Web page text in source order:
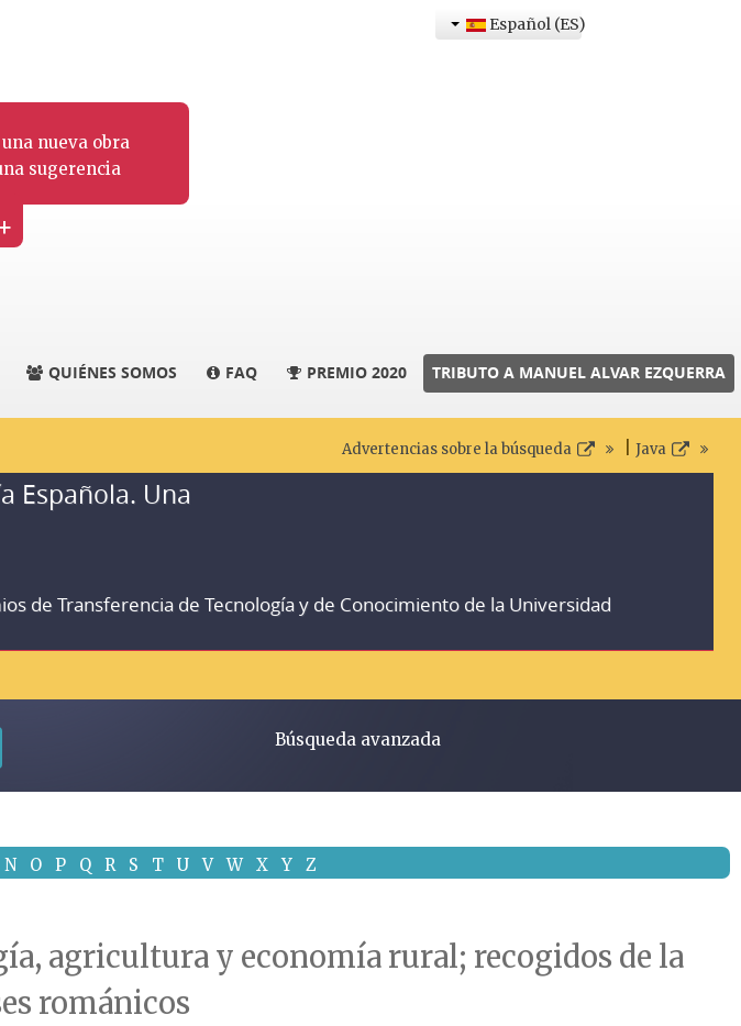
nueva obra
sugerencia
Español (ES)
QUIÉNES SOMOS FAQ PREMIO 2020 TRIBUTO A MANUEL ALVAR EZQUERRA
Advertencias sobre la búsqueda Java
Española. Una
de Transferencia de Tecnología y de Conocimiento de la Universidad
Búsqueda avanzada
N O P Q R S T U V W X Y Z
agricultura y economía rural; recogidos de la
románicos